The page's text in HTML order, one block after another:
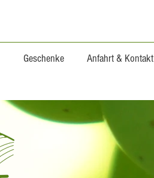
Geschenke Anfahrt & Kontakt